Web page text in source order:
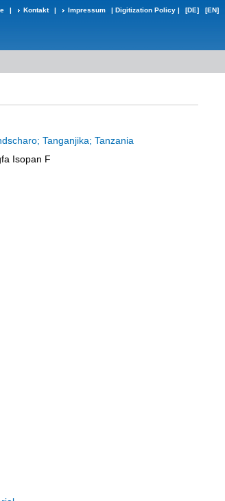
| Kontakt | Impressum | Digitization Policy | [DE] [EN]
Tanganjika; Tanzania
Isopan F